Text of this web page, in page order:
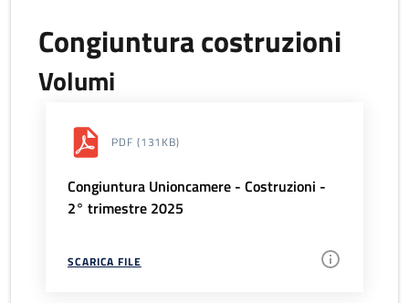
Congiuntura costruzioni
Volumi
PDF (131KB)
Congiuntura Unioncamere - Costruzioni -
2° trimestre 2025
SCARICA FILE